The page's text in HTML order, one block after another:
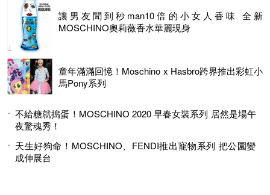
讓男友聞到秒man10倍的小女人香味 全新
MOSCHINO奧莉薇香水華麗現身
童年滿滿回憶！Moschino x Hasbro跨界推出彩虹小
馬Pony系列
不給糖就搗蛋！MOSCHINO 2020 早春女裝系列 居然是場午
夜驚魂秀！
天生好狗命！MOSCHINO、FENDI推出寵物系列 把公園變
成伸展台